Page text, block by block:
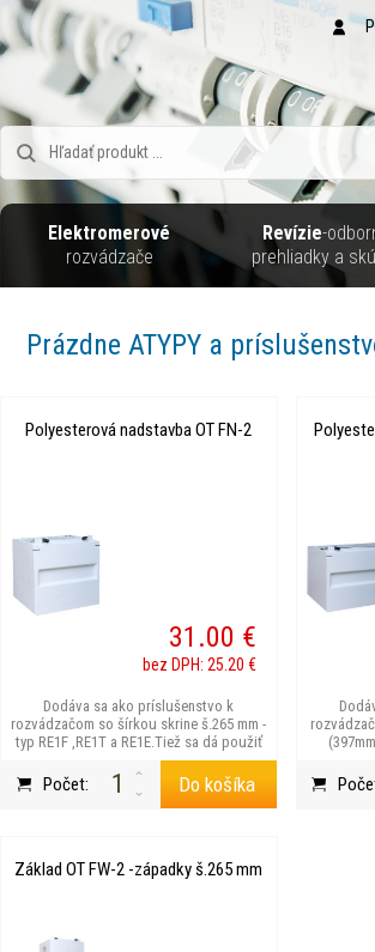
Elektromerové
rozvádzače
Revízie-
prehliadky a
Prázdne ATYPY a
Polyesterová nadstavba OT FN-2
Dodáva sa ako príslušenstvo k
rozvádzačom so šírkou skrine š.265 mm -
typ RE1F ,RE1T a RE1E.Tiež sa dá použiť
na nadsta...
31.00 €
bez DPH: 25.20 €
Počet: Do košíka
Základ OT FW-2 -západky š.265 mm